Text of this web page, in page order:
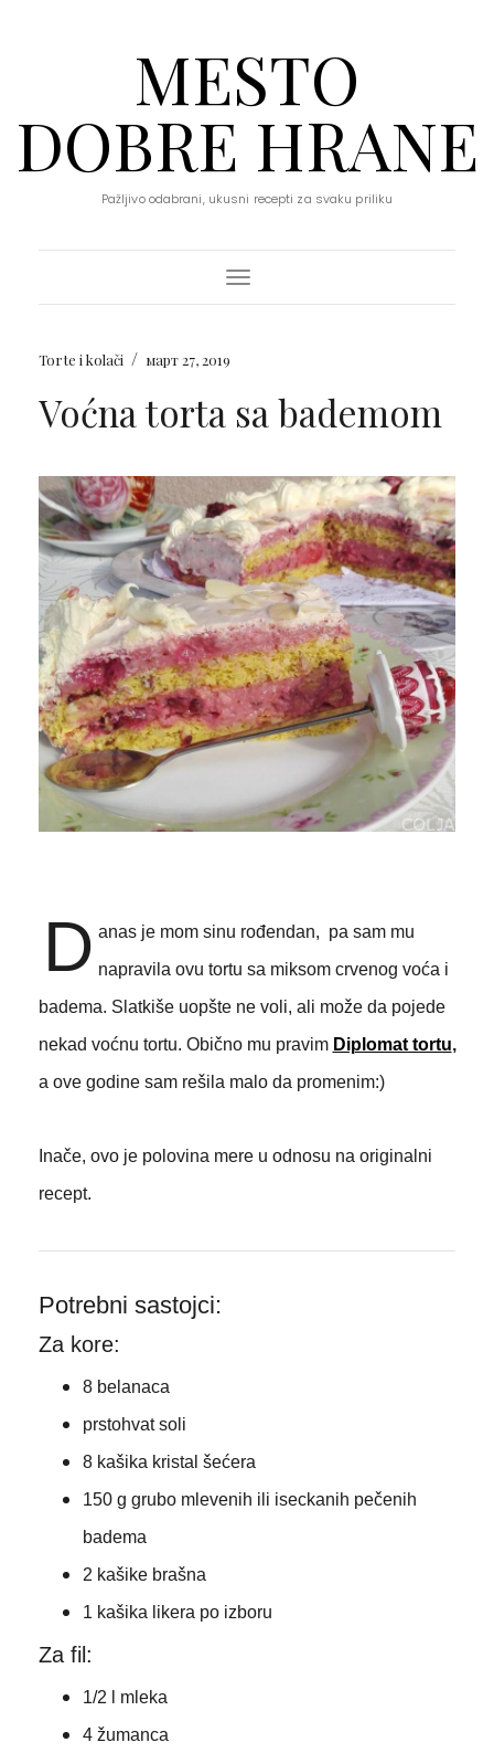
MESTO
DOBRE HRANE
Pažljivo odabrani, ukusni recepti za svaku priliku
Toggle Navigation
Torte i kolači / март 27, 2019
Voćna torta sa bademom
D anas je mom sinu rođendan, pa sam mu
napravila ovu tortu sa miksom crvenog voća i
badema. Slatkiše uopšte ne voli, ali može da pojede
nekad voćnu tortu. Obično mu pravim Diplomat tortu,
a ove godine sam rešila malo da promenim:)
Inače, ovo je polovina mere u odnosu na originalni
recept.
Potrebni sastojci:
Za kore:
8 belanaca
prstohvat soli
8 kašika kristal šećera
150 g grubo mlevenih ili iseckanih pečenih
badema
2 kašike brašna
1 kašika likera po izboru
Za fil:
1/2 l mleka
4 žumanca